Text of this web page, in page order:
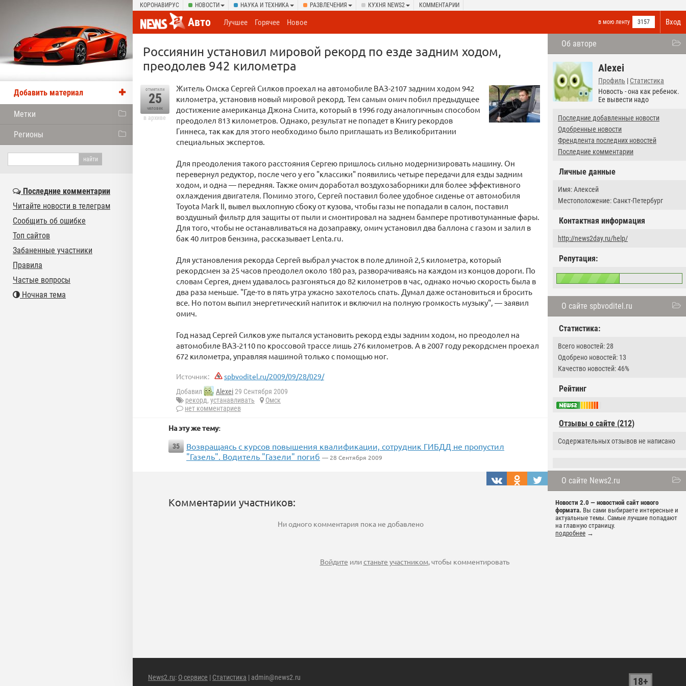
КОРОНАВИРУС НОВОСТИ НАУКА И ТЕХНИКА РАЗВЛЕЧЕНИЯ КУХНЯ NEWS2 КОММЕНТАРИИ
Вход
Авто в мою ленту 3157
Лучшее Горячее Новое
Об авторе
Alexei
Профиль | Статистика
Новость - она как ребенок.
Ее вывести надо
Последние добавленные новости
Одобренные новости
Френдлента последних новостей
Последние комментарии
Личные данные
Имя: Алексей
Местоположение: Санкт-Петербург
Контактная информация
http://news2day.ru/help/
Репутация:
О сайте spbvoditel.ru
Статистика:
Всего новостей: 28
Одобрено новостей: 13
Качество новостей: 46%
Рейтинг
Отзывы о сайте (212)
Содержательных отзывов не написано
О сайте News2.ru
Новости 2.0 — новостной сайт нового
формата. Вы сами выбираете интересные и
актуальные темы. Самые лучшие попадают
на главную страницу.
подробнее →
Россиянин установил мировой рекорд по езде задним ходом,
преодолев 942 километра
отметили
25
человек
в архиве
Житель Омска Сергей Силков проехал на автомобиле ВАЗ-2107 задним ходом 942
километра, установив новый мировой рекорд. Тем самым омич побил предыдущее
достижение американца Джона Смита, который в 1996 году аналогичным способом
преодолел 813 километров. Однако, результат не попадет в Книгу рекордов
Гиннеса, так как для этого необходимо было приглашать из Великобритании
специальных экспертов.
Для преодоления такого расстояния Сергею пришлось сильно модернизировать машину. Он
перевернул редуктор, после чего у его "классики" появились четыре передачи для езды задним
ходом, и одна — передняя. Также омич доработал воздухозаборники для более эффективного
охлаждения двигателя. Помимо этого, Сергей поставил более удобное сиденье от автомобиля
Toyota Mark II, вывел выхлопную сбоку от кузова, чтобы газы не попадали в салон, поставил
воздушный фильтр для защиты от пыли и смонтировал на заднем бампере противотуманные фары.
Для того, чтобы не останавливаться на дозаправку, омич установил два баллона с газом и залил в
бак 40 литров бензина, рассказывает Lenta.ru.
Для установления рекорда Сергей выбрал участок в поле длиной 2,5 километра, который
рекордсмен за 25 часов преодолел около 180 раз, разворачиваясь на каждом из концов дороги. По
словам Сергея, днем удавалось разгоняться до 82 километров в час, однако ночью скорость была в
два раза меньше. "Где-то в пять утра ужасно захотелось спать. Думал даже остановиться и бросить
все. Но потом выпил энергетический напиток и включил на полную громкость музыку", — заявил
омич.
Год назад Сергей Силков уже пытался установить рекорд езды задним ходом, но преодолел на
автомобиле ВАЗ-2110 по кроссовой трассе лишь 276 километров. А в 2007 году рекордсмен проехал
672 километра, управляя машиной только с помощью ног.
Источник: spbvoditel.ru/2009/09/28/029/
Добавил Alexei29 Сентября 2009
рекорд, устанавливать
Омск
нет комментариев
На эту же тему:
35
Возвращаясь с курсов повышения квалификации, сотрудник ГИБДД не пропустил
"Газель". Водитель "Газели" погиб — 28 Сентября 2009
Комментарии участников:
Ни одного комментария пока не добавлено
Войдите илистаньте участником, чтобы комментировать
News2.ru: О сервисе | Статистика | admin@news2.ru 18+
Добавить материал
Метки
Регионы
Последние комментарии
Читайте новости в телеграм
Сообщить об ошибке
Топ сайтов
Забаненные участники
Правила
Частые вопросы
Ночная тема